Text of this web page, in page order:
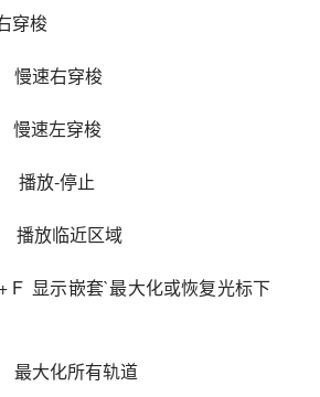
穿梭
慢速右穿梭
慢速左穿梭
播放-停止
播放临近区域
F  显示嵌套`最大化或恢复光标下
最大化所有轨道